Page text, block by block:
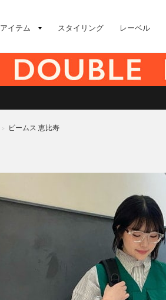
アイテム スタイリング レーベル
> ビームス 恵比寿